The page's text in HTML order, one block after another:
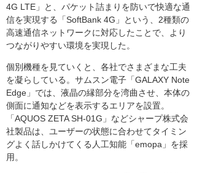
4G LTE」と、パケット詰まりを防いで快適な通
信を実現する「SoftBank 4G」という、2種類の
高速通信ネットワークに対応したことで、より
つながりやすい環境を実現した。
個別機種を見ていくと、各社でさまざまな工夫
を凝らしている。サムスン電子「GALAXY Note
Edge」では、液晶の縁部分を湾曲させ、本体の
側面に通知などを表示するエリアを設置。
「AQUOS ZETA SH-01G」などシャープ株式会
社製品は、ユーザーの状態に合わせてタイミン
グよく話しかけてくる人工知能「emopa」を採
用。